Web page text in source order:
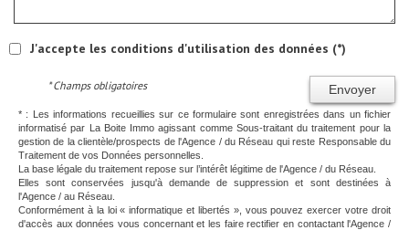
J'accepte les conditions d'utilisation des données (*)
Envoyer
* Champs obligatoires
* : Les informations recueillies sur ce formulaire sont enregistrées dans un fichier
informatisé par La Boite Immo agissant comme Sous-traitant du traitement pour la
gestion de la clientèle/prospects de l'Agence / du Réseau qui reste Responsable du
Traitement de vos Données personnelles.
La base légale du traitement repose sur l’intérêt légitime de l'Agence / du Réseau.
Elles sont conservées jusqu'à demande de suppression et sont destinées à
l'Agence / au Réseau.
Conformément à la loi « informatique et libertés », vous pouvez exercer votre droit
d'accès aux données vous concernant et les faire rectifier en contactant l'Agence /